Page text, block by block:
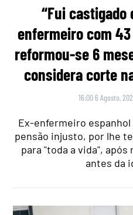
“Fui castigado
enfermeiro com
reformou-se 6
considera corte
16:00 6 Agosto,
Ex-enfermeiro
pensão injusto, por lhe
para "toda a vida",
antes da